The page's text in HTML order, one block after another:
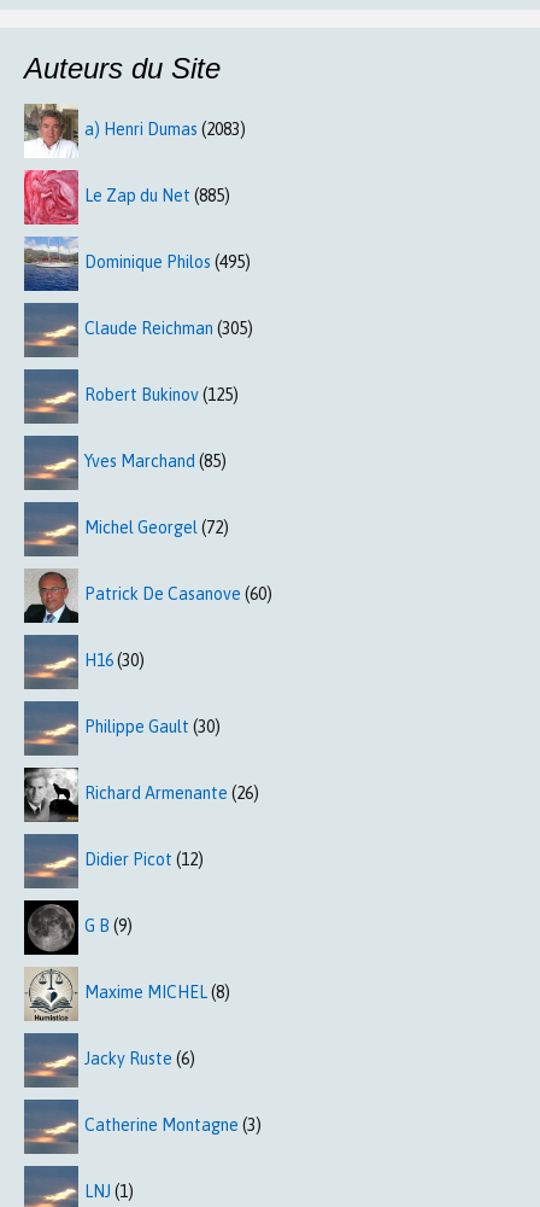
Auteurs du Site
a) Henri Dumas (2083)
Le Zap du Net (885)
Dominique Philos (495)
Claude Reichman (305)
Robert Bukinov(125)
Yves Marchand (85)
Michel Georgel (72)
Patrick De Casanove (60)
H16(30)
Philippe Gault (30)
Richard Armenante (26)
Didier Picot (12)
G B (9)
Maxime MICHEL(8)
Jacky Ruste (6)
Catherine Montagne (3)
LNJ (1)